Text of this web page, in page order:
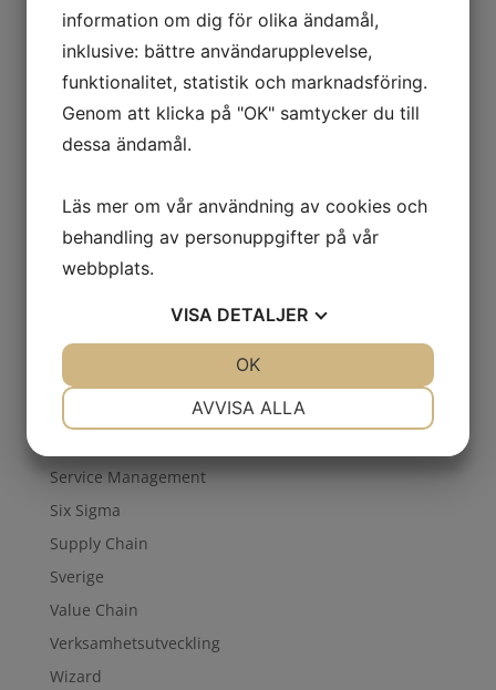
CRM
CXM
Cybersäkerhet
Datacenter
GDPR
Implementering
Inköp
ISO
Kundresa
molnlagring
Service Management
Six Sigma
Supply Chain
Sverige
Value Chain
Verksamhetsutveckling
Wizard
information om dig för olika ändamål,
inklusive: bättre användarupplevelse,
funktionalitet, statistik och marknadsföring.
Genom att klicka på "OK" samtycker du till
dessa ändamål.
Läs mer om vår användning av cookies och
behandling av personuppgifter på vår
webbplats.
VISA DETALJER
MARKNADSFÖRING
AVVISA ALLA
OK